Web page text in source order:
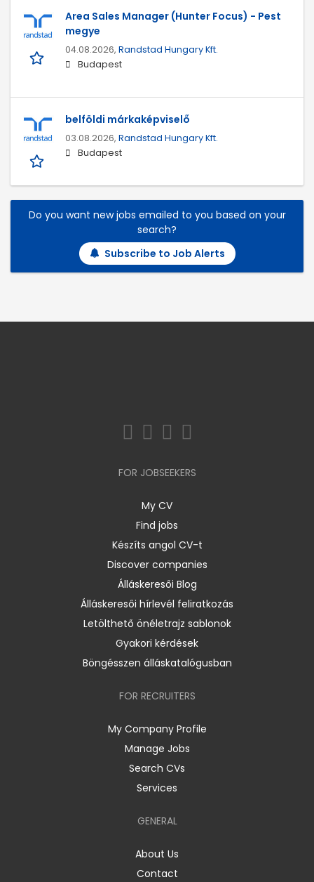
Area Sales Manager (Hunter Focus) - Pest
megye
04.08.2026, Randstad Hungary Kft.
Budapest
belföldi márkaképviselő
03.08.2026, Randstad Hungary Kft.
Budapest
Do you want new jobs emailed to you based on your
search?
Subscribe to Job Alerts
FOR JOBSEEKERS
My CV
Find jobs
Készíts angol CV-t
Discover companies
Álláskeresői Blog
Álláskeresői hírlevél feliratkozás
Letölthető önéletrajz sablonok
Gyakori kérdések
Böngésszen álláskatalógusban
FOR RECRUITERS
My Company Profile
Manage Jobs
Search CVs
Services
GENERAL
About Us
Contact